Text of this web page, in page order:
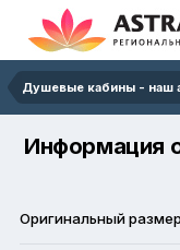
Душевые кабины - наш
Информация
Оригинальный